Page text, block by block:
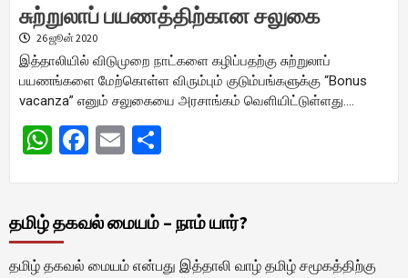
சுற்றுலாப் பயணத்திற்கான சலுகை
26 ஜூன் 2020
இத்தாலியில் விடுமுறை நாட்களை கழிப்பதற்கு சுற்றுலாப்
பயணங்களை மேற்கொள்ள விரும்பும் குடும்பங்களுக்கு “Bonus
vacanza” எனும் சலுகையை அரசாங்கம் வெளியிட்டுள்ளது….
WhatsApp
Facebook
Email
தமிழ் தகவல் மையம் – நாம் யார்?
தமிழ் தகவல் மையம் என்பது இத்தாலி வாழ் தமிழ் சமூகத்திற்கு